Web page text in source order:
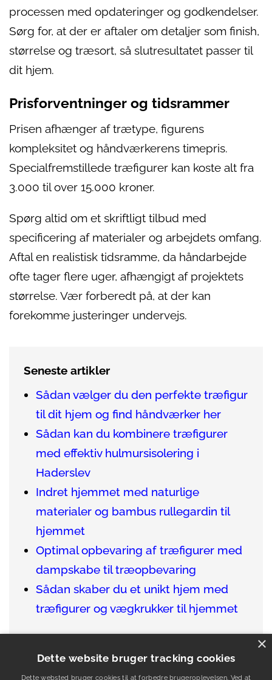
processen med opdateringer og godkendelser.
Sørg for, at der er aftaler om detaljer som finish,
størrelse og træsort, så slutresultatet passer til
dit hjem.
Prisforventninger og tidsrammer
Prisen afhænger af trætype, figurens
kompleksitet og håndværkerens timepris.
Specialfremstillede træfigurer kan koste alt fra
3.000 til over 15.000 kroner.
Spørg altid om et skriftligt tilbud med
specificering af materialer og arbejdets omfang.
Aftal en realistisk tidsramme, da håndarbejde
ofte tager flere uger, afhængigt af projektets
størrelse. Vær forberedt på, at der kan
forekomme justeringer undervejs.
Seneste artikler
Sådan vælger du den perfekte træfigur
til dit hjem og find håndværker her
Sådan kan du kombinere træfigurer
med effektiv hulmursisolering i
Haderslev
Indret hjemmet med naturlige
materialer og bambus rullegardin til
hjemmet
Optimal opbevaring af træfigurer med
dampskabe til træopbevaring
Sådan skaber du et unikt hjem med
træfigurer og vægkrukker til hjemmet
Dette website bruger tracking cookies
Dette websted bruger cookies til at forbedre brugeroplevelsen. Ved at
×